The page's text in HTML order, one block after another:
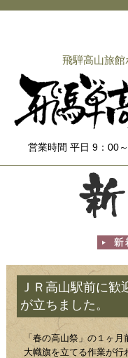
飛騨高山旅
営業時間 平日 9：00
ＪＲ高山駅前に
が立ちました。
「春の高山祭」の１ヶ
大幟旗を立てる作業が行